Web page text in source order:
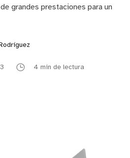
grandes prestaciones para un
4 min de lectura